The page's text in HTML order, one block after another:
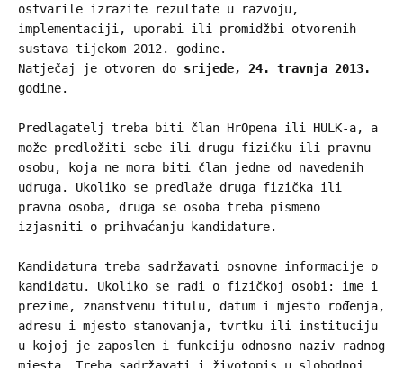
ostvarile izrazite rezultate u razvoju,
implementaciji, uporabi ili promidžbi otvorenih
sustava tijekom 2012. godine.
Natječaj je otvoren do srijede, 24. travnja 2013.
godine.
Predlagatelj treba biti član HrOpena ili HULK-a, a
može predložiti sebe ili drugu fizičku ili pravnu
osobu, koja ne mora biti član jedne od navedenih
udruga. Ukoliko se predlaže druga fizička ili
pravna osoba, druga se osoba treba pismeno
izjasniti o prihvaćanju kandidature.
Kandidatura treba sadržavati osnovne informacije o
kandidatu. Ukoliko se radi o fizičkoj osobi: ime i
prezime, znanstvenu titulu, datum i mjesto rođenja,
adresu i mjesto stanovanja, tvrtku ili instituciju
u kojoj je zaposlen i funkciju odnosno naziv radnog